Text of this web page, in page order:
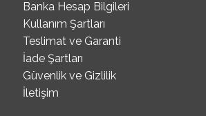
Banka Hesap Bilgileri
Kullanım Şartları
Teslimat ve Garanti
İade Şartları
Güvenlik ve Gizlilik
İletişim